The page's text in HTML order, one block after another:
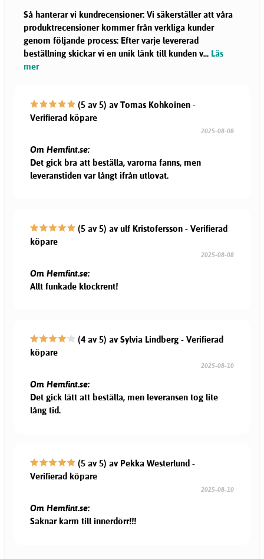
Så hanterar vi kundrecensioner: Vi säkerställer att våra
produktrecensioner kommer från verkliga kunder
genom följande process: Efter varje levererad
beställning skickar vi en unik länk till kunden v... Läs
mer
(5 av 5) av Tomas Kohkoinen -
Verifierad köpare
2025-08-08
Om Hemfint.se:
Det gick bra att beställa, varorna fanns, men
leveranstiden var långt ifrån utlovat.
(5 av 5) av ulf Kristofersson - Verifierad
köpare
2025-08-08
Om Hemfint.se:
Allt funkade klockrent!
(4 av 5) av Sylvia Lindberg - Verifierad
köpare
2025-08-10
Om Hemfint.se:
Det gick lätt att beställa, men leveransen tog lite
lång tid.
(5 av 5) av Pekka Westerlund -
Verifierad köpare
2025-08-10
Om Hemfint.se:
Saknar karm till innerdörr!!!